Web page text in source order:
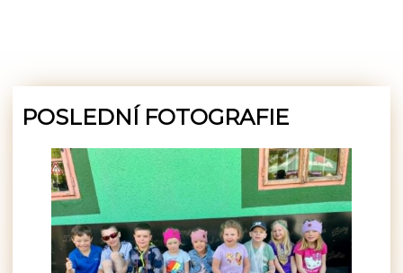
POSLEDNÍ FOTOGRAFIE